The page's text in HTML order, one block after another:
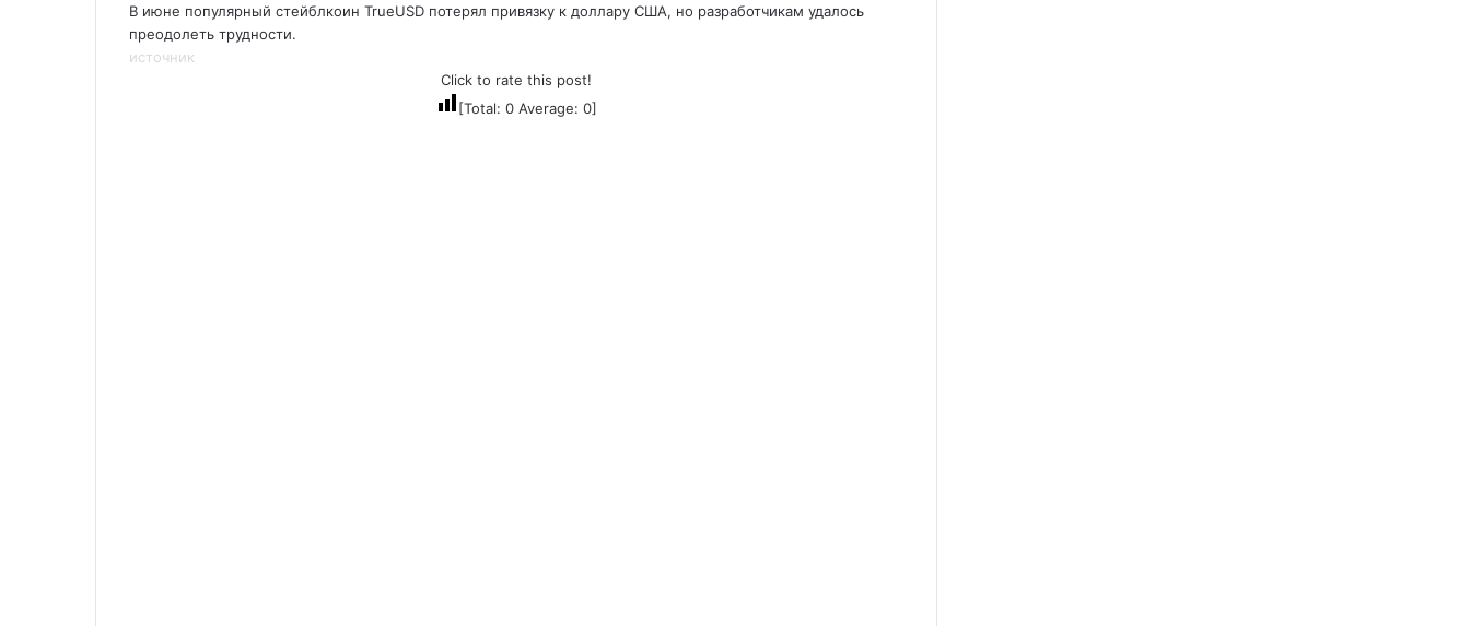
В июне популярный стейблкоин TrueUSD потерял привязку к доллару США, но разработчикам удалось
преодолеть трудности.
источник
Click to rate this post!
[Total: 0Average: 0]